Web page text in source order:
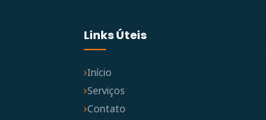
Links Úteis
Início
Serviços
Contato